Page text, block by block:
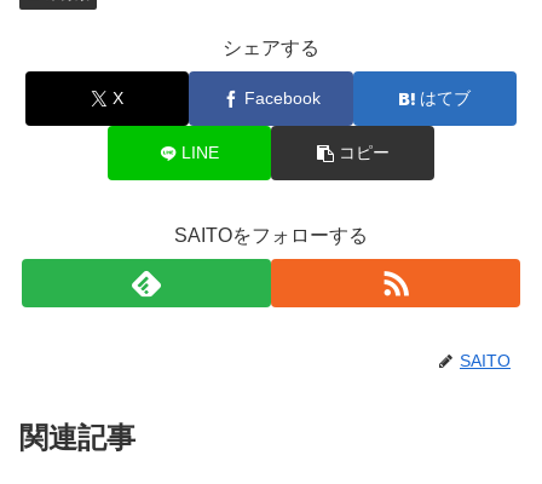
シェアする
X Facebook はてブ
LINE コピー
SAITOをフォローする
SAITO
関連記事